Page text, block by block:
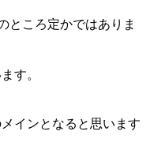
ところ定かではありま
す。
インとなると思います